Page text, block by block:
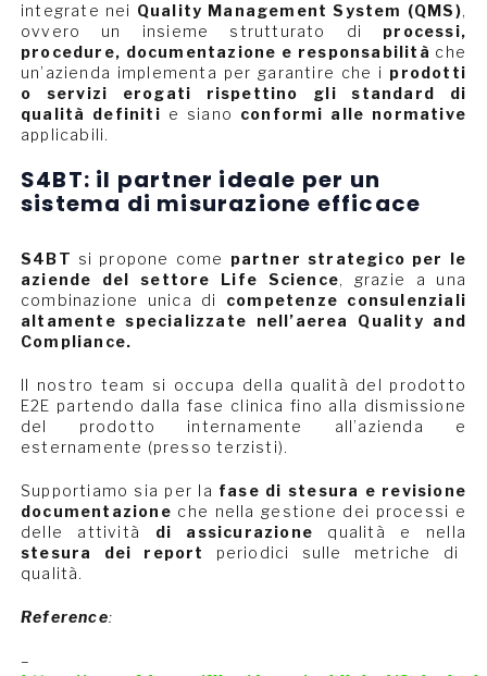
integrate nei Quality Management System (QMS),
ovvero un insieme strutturato di processi,
procedure, documentazione e responsabilità che
un’azienda implementa per garantire che i prodotti
o servizi erogati rispettino gli standard di
qualità definiti e siano conformi alle normative
applicabili.
S4BT: il partner ideale per un
sistema di misurazione efficace
S4BT si propone come partner strategico per le
aziende del settore Life Science, grazie a una
combinazione unica di competenze consulenziali
altamente specializzate nell’aerea Quality and
Compliance.
Il nostro team si occupa della qualità del prodotto
E2E partendo dalla fase clinica fino alla dismissione
del prodotto internamente all’azienda e
esternamente (presso terzisti).
Supportiamo sia per la fase di stesura e revisione
documentazione che nella gestione dei processi e
delle attività di assicurazione qualità e nella
stesura dei report
periodici sulle metriche di
qualità.
Reference:
–